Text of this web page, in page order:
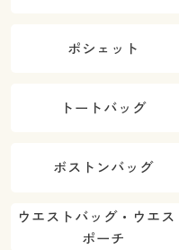
ポシェット
トートバッグ
ボストンバッグ
ウエストバッグ・ウエス
ポーチ